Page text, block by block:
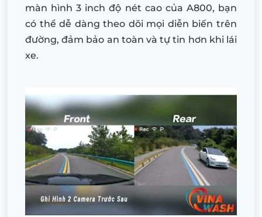
màn hình 3 inch độ nét cao của A800, bạn
có thể dễ dàng theo dõi mọi diễn biến trên
đường, đảm bảo an toàn và tự tin hơn khi lái
xe.